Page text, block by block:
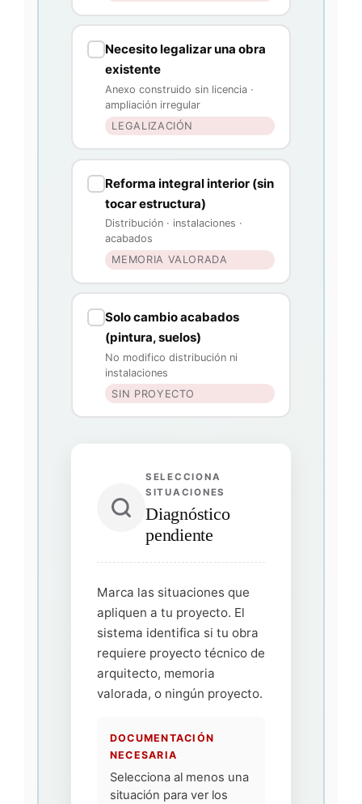
Necesito legalizar una obra
existente
Anexo construido sin licencia ·
ampliación irregular
LEGALIZACIÓN
Reforma integral interior (sin
tocar estructura)
Distribución · instalaciones ·
acabados
MEMORIA VALORADA
Solo cambio acabados
(pintura, suelos)
No modifico distribución ni
instalaciones
SIN PROYECTO
SELECCIONA
SITUACIONES
Diagnóstico
pendiente
Marca las situaciones que
apliquen a tu proyecto. El
sistema identifica si tu obra
requiere proyecto técnico de
arquitecto, memoria
valorada, o ningún proyecto.
DOCUMENTACIÓN
NECESARIA
Selecciona al menos una
situación para ver los